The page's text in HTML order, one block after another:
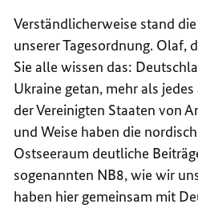
Verständlicherweise stand
unserer Tagesordnung. Olaf,
Sie alle wissen das:
Ukraine getan, mehr als
der Vereinigten Staaten von
und Weise haben die
Ostseeraum deutliche
sogenannten NB8, wie wir
haben hier gemeinsam mit